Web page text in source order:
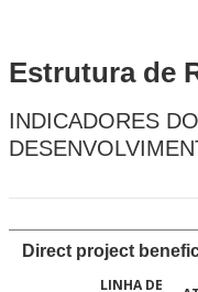
Estrutura de
INDICADORES
Direct project